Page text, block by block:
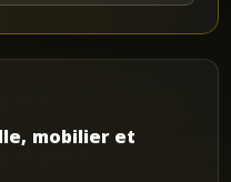
mobilier et